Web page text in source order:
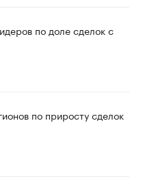
по доле сделок с
по приросту сделок